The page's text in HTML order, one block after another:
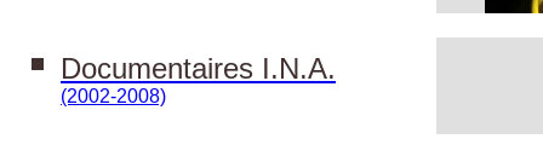
Documentaires I.N.A.
(2002-2008)